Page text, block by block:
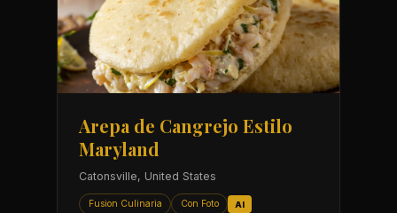
Arepa de Cangrejo Estilo
Maryland
Catonsville, United States
Fusion Culinaria Con Foto AI